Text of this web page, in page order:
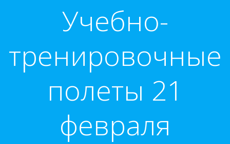
Учебно-
тренировочные
полеты 21
февраля